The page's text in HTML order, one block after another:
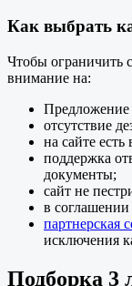
Как выбрать
Чтобы ограничить
внимание на:
Предложение
отсутствие
на сайте
поддержка
документы;
сайт не
в соглашении
партнерская
исключения
Подборка 3